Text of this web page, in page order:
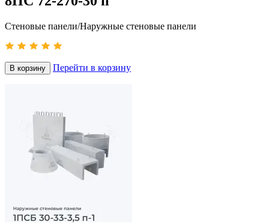
Стеновые панели/Наружные стеновые панели
В корзину Перейти в корзину